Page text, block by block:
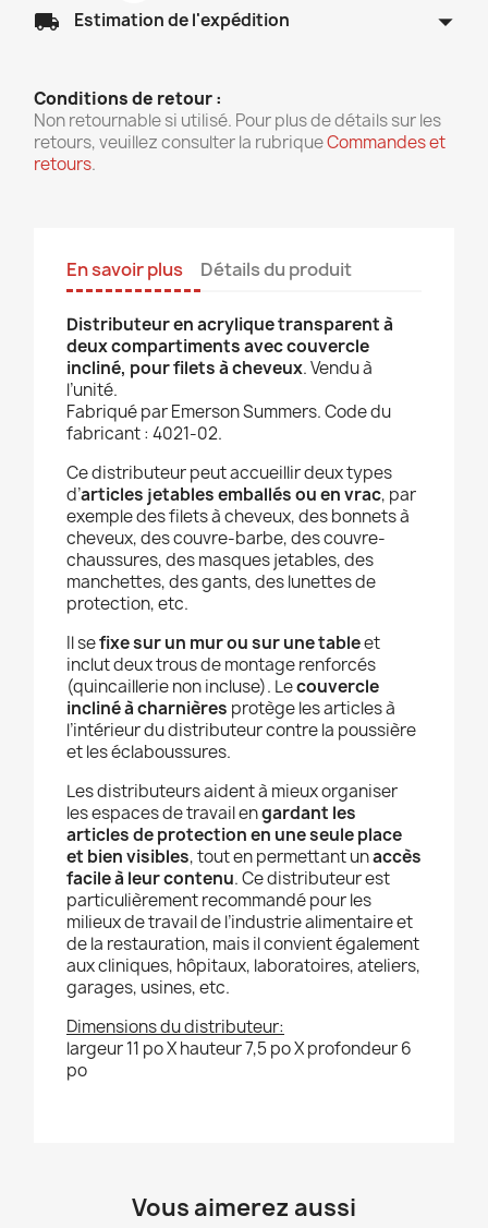
local_shipping Estimation de l'expédition arrow_drop_down
Conditions de retour :
Non retournable si utilisé. Pour plus de détails sur les
retours, veuillez consulter la rubriqueCommandes et
retours.
En savoir plus Détails du produit
Distributeur en acrylique transparent à
deux compartiments avec couvercle
incliné, pour filets à cheveux. Vendu à
l’unité.
Fabriqué par Emerson Summers. Code du
fabricant : 4021-02.
Ce distributeur peut accueillir deux types
d’articles jetables emballés ou en vrac, par
exemple des filets à cheveux, des bonnets à
cheveux, des couvre-barbe, des couvre-
chaussures, des masques jetables, des
manchettes, des gants, des lunettes de
protection, etc.
Il sefixe sur un mur ou sur une tableet
inclut deux trous de montage renforcés
(quincaillerie non incluse). Lecouvercle
incliné à charnières protège les articles à
l’intérieur du distributeur contre la poussière
et les éclaboussures.
Les distributeurs aident à mieux organiser
les espaces de travail engardant les
articles de protection en une seule place
et bien visibles, tout en permettant unaccès
facile à leur contenu. Ce distributeur est
particulièrement recommandé pour les
milieux de travail de l’industrie alimentaire et
de la restauration, mais il convient également
aux cliniques, hôpitaux, laboratoires, ateliers,
garages, usines, etc.
Dimensions du distributeur:
largeur 11 po X hauteur 7,5 po X profondeur 6
po
Vous aimerez aussi